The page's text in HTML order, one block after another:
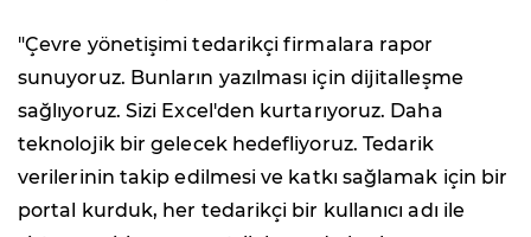
"Çevre yönetişimi tedarikçi firmalara rapor
sunuyoruz. Bunların yazılması için dijitalleşme
sağlıyoruz. Sizi Excel'den kurtarıyoruz. Daha
teknolojik bir gelecek hedefliyoruz. Tedarik
verilerinin takip edilmesi ve katkı sağlamak için bir
portal kurduk, her tedarikçi bir kullanıcı adı ile